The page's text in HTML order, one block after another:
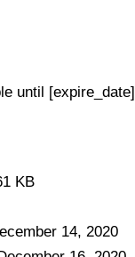
until [expire_date]
KB
14, 2020